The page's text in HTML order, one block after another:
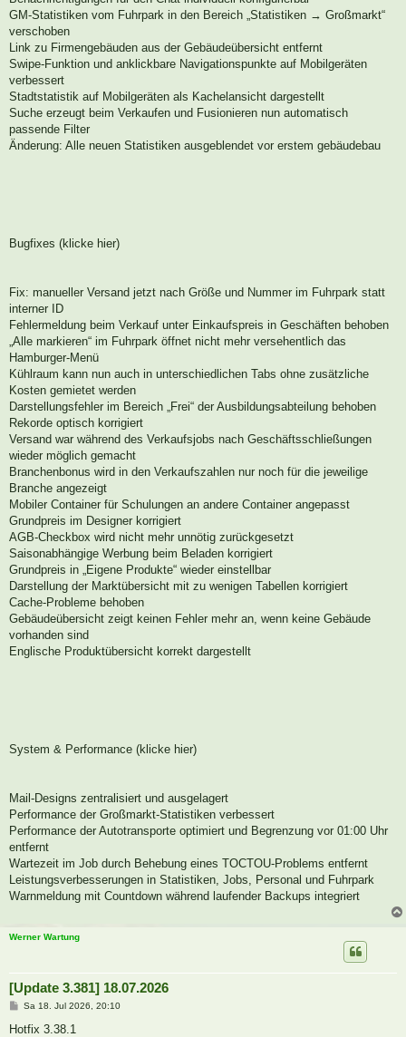
GM-Statistiken vom Fuhrpark in den Bereich „Statistiken → Großmarkt“
verschoben
Link zu Firmengebäuden aus der Gebäudeübersicht entfernt
Swipe-Funktion und anklickbare Navigationspunkte auf Mobilgeräten
verbessert
Stadtstatistik auf Mobilgeräten als Kachelansicht dargestellt
Suche erzeugt beim Verkaufen und Fusionieren nun automatisch
passende Filter
Änderung: Alle neuen Statistiken ausgeblendet vor erstem gebäudebau
Bugfixes (klicke hier)
Fix: manueller Versand jetzt nach Größe und Nummer im Fuhrpark statt
interner ID
Fehlermeldung beim Verkauf unter Einkaufspreis in Geschäften behoben
„Alle markieren“ im Fuhrpark öffnet nicht mehr versehentlich das
Hamburger-Menü
Kühlraum kann nun auch in unterschiedlichen Tabs ohne zusätzliche
Kosten gemietet werden
Darstellungsfehler im Bereich „Frei“ der Ausbildungsabteilung behoben
Rekorde optisch korrigiert
Versand war während des Verkaufsjobs nach Geschäftsschließungen
wieder möglich gemacht
Branchenbonus wird in den Verkaufszahlen nur noch für die jeweilige
Branche angezeigt
Mobiler Container für Schulungen an andere Container angepasst
Grundpreis im Designer korrigiert
AGB-Checkbox wird nicht mehr unnötig zurückgesetzt
Saisonabhängige Werbung beim Beladen korrigiert
Grundpreis in „Eigene Produkte“ wieder einstellbar
Darstellung der Marktübersicht mit zu wenigen Tabellen korrigiert
Cache-Probleme behoben
Gebäudeübersicht zeigt keinen Fehler mehr an, wenn keine Gebäude
vorhanden sind
Englische Produktübersicht korrekt dargestellt
System & Performance (klicke hier)
Mail-Designs zentralisiert und ausgelagert
Performance der Großmarkt-Statistiken verbessert
Performance der Autotransporte optimiert und Begrenzung vor 01:00 Uhr
entfernt
Wartezeit im Job durch Behebung eines TOCTOU-Problems entfernt
Leistungsverbesserungen in Statistiken, Jobs, Personal und Fuhrpark
Warnmeldung mit Countdown während laufender Backups integriert
Werner Wartung
[Update 3.381] 18.07.2026
B
i
Sa 18. Jul 2026, 20:10
Hotfix 3.38.1